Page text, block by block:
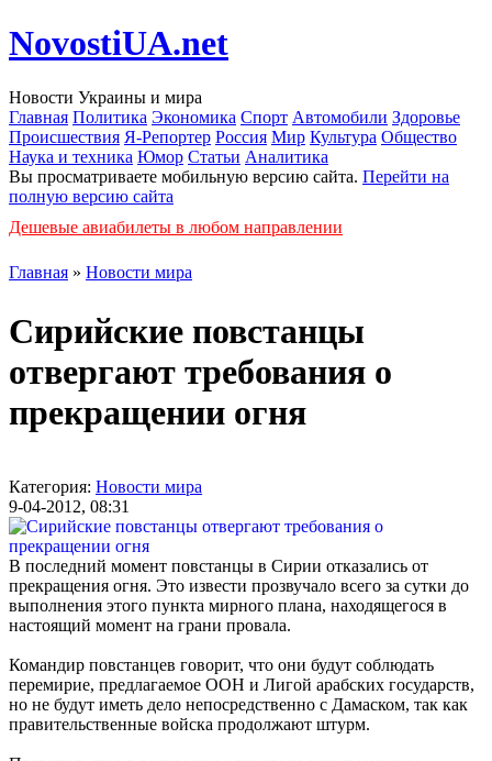
NovostiUA.net
Новости Украины и мира
Главная Политика Экономика Спорт Автомобили Здоровье
Происшествия Я-Репортер Россия Мир Культура Общество
Наука и техника Юмор Статьи Аналитика
Вы просматриваете мобильную версию сайта. Перейти на
полную версию сайта
Дешевые авиабилеты в любом направлении
Главная » Новости мира
Сирийские повстанцы
отвергают требования о
прекращении огня
Категория: Новости мира
9-04-2012, 08:31
В последний момент повстанцы в Сирии отказались от
прекращения огня. Это извести прозвучало всего за сутки до
выполнения этого пункта мирного плана, находящегося в
настоящий момент на грани провала.
Командир повстанцев говорит, что они будут соблюдать
перемирие, предлагаемое ООН и Лигой арабских государств,
но не будут иметь дело непосредственно с Дамаском, так как
правительственные войска продолжают штурм.